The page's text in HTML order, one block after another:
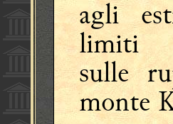
agli
limiti
sulle
monte